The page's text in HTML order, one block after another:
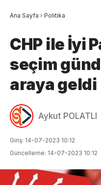
Ana Sayfa › Politika
CHP ile İyi
seçim
araya geldi
Aykut POLATLI
Giriş: 14-07-2023 10:12
Güncelleme: 14-07-2023 10:12